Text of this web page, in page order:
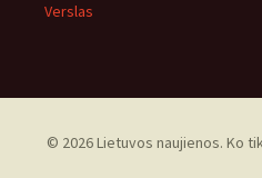
Verslas
© 2026 Lietuvos naujienos. Ko